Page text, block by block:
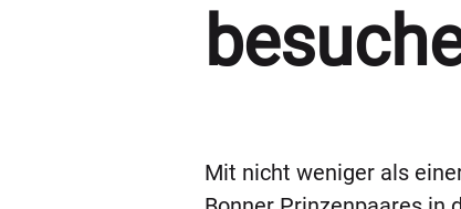
Mit nicht weniger als